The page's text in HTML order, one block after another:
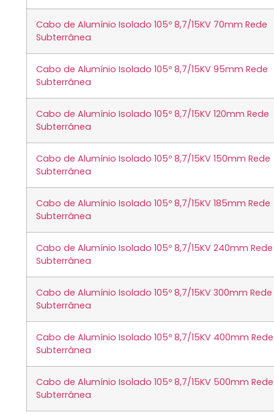
Cabo de Alumínio Isolado 105º 8,7/15KV 70mm Rede
Subterrânea
Cabo de Alumínio Isolado 105º 8,7/15KV 95mm Rede
Subterrânea
Cabo de Alumínio Isolado 105º 8,7/15KV 120mm Rede
Subterrânea
Cabo de Alumínio Isolado 105º 8,7/15KV 150mm Rede
Subterrânea
Cabo de Alumínio Isolado 105º 8,7/15KV 185mm Rede
Subterrânea
Cabo de Alumínio Isolado 105º 8,7/15KV 240mm Rede
Subterrânea
Cabo de Alumínio Isolado 105º 8,7/15KV 300mm Rede
Subterrânea
Cabo de Alumínio Isolado 105º 8,7/15KV 400mm Rede
Subterrânea
Cabo de Alumínio Isolado 105º 8,7/15KV 500mm Rede
Subterrânea